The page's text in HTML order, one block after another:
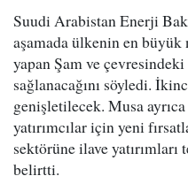
Suudi Arabistan Enerji
aşamada ülkenin en
yapan Şam ve
sağlanacağını söyledi.
genişletilecek. Musa
yatırımcılar için yeni
sektörüne ilave
belirtti.